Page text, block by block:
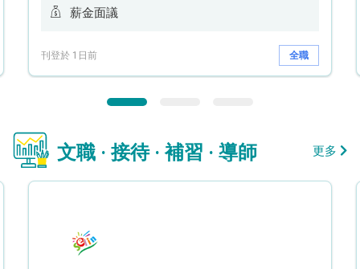
薪金面議
刊登於 1日前 全職
文職 · 接待 · 補習 · 導師 更多